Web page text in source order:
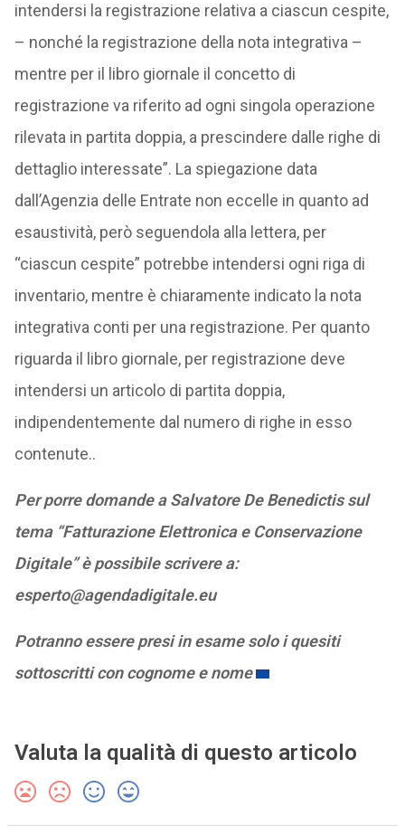
intendersi la registrazione relativa a ciascun cespite,
– nonché la registrazione della nota integrativa –
mentre per il libro giornale il concetto di
registrazione va riferito ad ogni singola operazione
rilevata in partita doppia, a prescindere dalle righe di
dettaglio interessate”. La spiegazione data
dall’Agenzia delle Entrate non eccelle in quanto ad
esaustività, però seguendola alla lettera, per
“ciascun cespite” potrebbe intendersi ogni riga di
inventario, mentre è chiaramente indicato la nota
integrativa conti per una registrazione. Per quanto
riguarda il libro giornale, per registrazione deve
intendersi un articolo di partita doppia,
indipendentemente dal numero di righe in esso
contenute..
Per porre domande a Salvatore De Benedictis sul
tema “Fatturazione Elettronica e Conservazione
Digitale” è possibile scrivere a:
esperto@agendadigitale.eu
Potranno essere presi in esame solo i quesiti
sottoscritti con cognome e nome
Valuta la qualità di questo articolo